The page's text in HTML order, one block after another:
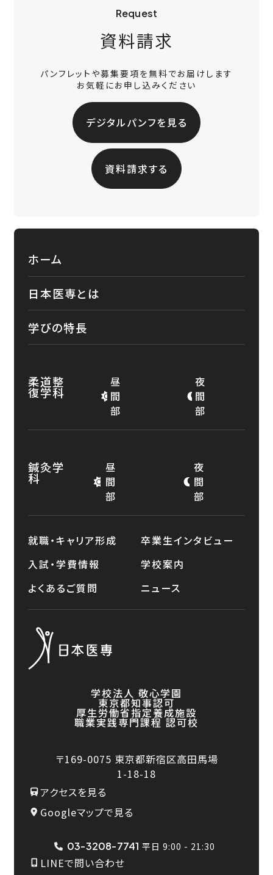
Request
資料請求
パンフレットや募集要項を無料でお届けします
お気軽にお申し込みください
デジタルパンフを見る
資料請求する
学校法人 敬心学園
東京都知事認可
厚生労働省指定養成施設
職業実践専門課程 認可校
〒169-0075 東京都新宿区高田馬場
1-18-18
アクセスを見る
Googleマップで見る
03-3208-7741 平日 9:00 - 21:30
LINEで問い合わせ
ホーム
日本医専とは
学びの特長
柔道整
復学科
昼
間
部
夜
間
部
鍼灸学
科
昼
間
部
夜
間
部
就職・キャリア形成
卒業生インタビュー
入試・学費情報
学校案内
よくあるご質問
ニュース